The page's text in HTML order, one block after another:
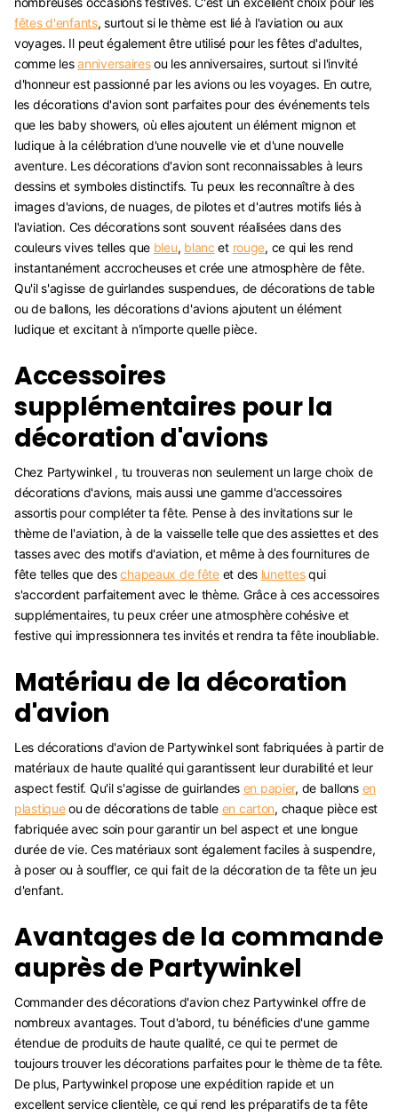
fêtes d'enfants, surtout si le thème est lié à l'aviation ou aux
voyages. Il peut également être utilisé pour les fêtes d'adultes,
comme lesanniversairesou les anniversaires, surtout si l'invité
d'honneur est passionné par les avions ou les voyages. En outre,
les décorations d'avion sont parfaites pour des événements tels
que les baby showers, où elles ajoutent un élément mignon et
ludique à la célébration d'une nouvelle vie et d'une nouvelle
aventure. Les décorations d'avion sont reconnaissables à leurs
dessins et symboles distinctifs. Tu peux les reconnaître à des
images d'avions, de nuages, de pilotes et d'autres motifs liés à
l'aviation. Ces décorations sont souvent réalisées dans des
couleurs vives telles que bleu, blanc et rouge, ce qui les rend
instantanément accrocheuses et crée une atmosphère de fête.
Qu'il s'agisse de guirlandes suspendues, de décorations de table
ou de ballons, les décorations d'avions ajoutent un élément
ludique et excitant à n'importe quelle pièce.
Accessoires
supplémentaires pour la
décoration d'avions
Chez Partywinkel , tu trouveras non seulement un large choix de
décorations d'avions, mais aussi une gamme d'accessoires
assortis pour compléter ta fête. Pense à des invitations sur le
thème de l'aviation, à de la vaisselle telle que des assiettes et des
tasses avec des motifs d'aviation, et même à des fournitures de
fête telles que deschapeaux de fêteet des lunettesqui
s'accordent parfaitement avec le thème. Grâce à ces accessoires
supplémentaires, tu peux créer une atmosphère cohésive et
festive qui impressionnera tes invités et rendra ta fête inoubliable.
Matériau de la décoration
d'avion
Les décorations d'avion de Partywinkel sont fabriquées à partir de
matériaux de haute qualité qui garantissent leur durabilité et leur
aspect festif. Qu'il s'agisse de guirlandes en papier, de ballons en
plastiqueou de décorations de table en carton, chaque pièce est
fabriquée avec soin pour garantir un bel aspect et une longue
durée de vie. Ces matériaux sont également faciles à suspendre,
à poser ou à souffler, ce qui fait de la décoration de ta fête un jeu
d'enfant.
Avantages de la commande
auprès de Partywinkel
Commander des décorations d'avion chez Partywinkel offre de
nombreux avantages. Tout d'abord, tu bénéficies d'une gamme
étendue de produits de haute qualité, ce qui te permet de
toujours trouver les décorations parfaites pour le thème de ta fête.
De plus, Partywinkel propose une expédition rapide et un
excellent service clientèle, ce qui rend les préparatifs de ta fête